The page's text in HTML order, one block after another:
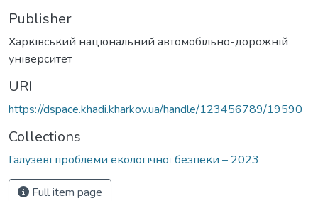
Publisher
Харківський національний автомобільно-дорожній
університет
URI
https://dspace.khadi.kharkov.ua/handle/123456789/19590
Collections
Галузеві проблеми екологічної безпеки – 2023
Full item page